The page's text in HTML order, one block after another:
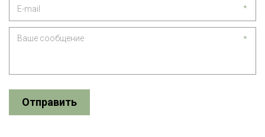
*
*
Отправить